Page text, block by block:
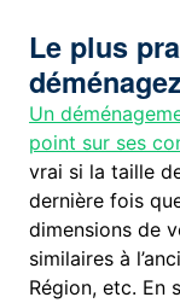
Le plus
déménagez
Un
point sur ses
vrai si la taille
dernière fois
dimensions de
similaires à
Région, etc. En